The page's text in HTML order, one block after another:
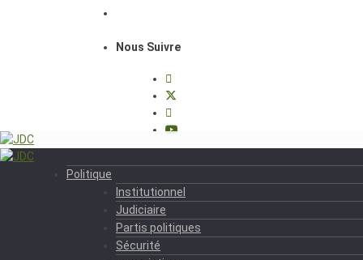
Nous Suivre
Politique
Institutionnel
Judiciaire
Partis politiques
Sécurité